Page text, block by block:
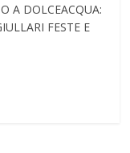
A DOLCEACQUA:
FESTE E